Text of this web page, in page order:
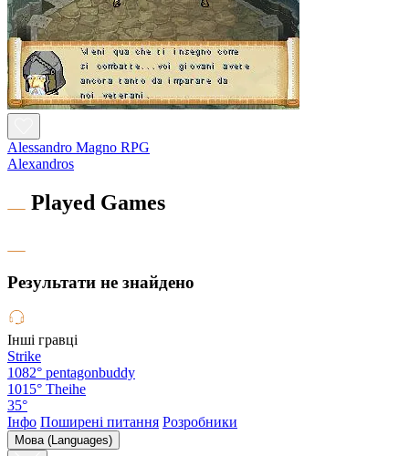
Alessandro Magno RPG
Alexandros
Played Games
Результати не знайдено
Інші гравці
Strike
1082° pentagonbuddy
1015° Theihe
35°
Інфо Поширені питання Розробники
Мова (Languages)